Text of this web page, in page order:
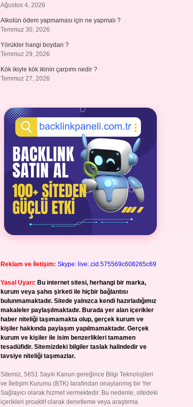
Ağustos 4, 2026
Alkolün ödem yapmaması için ne yapmalı ?
Temmuz 30, 2026
Yörükler hangi boydan ?
Temmuz 29, 2026
Kök ikiyle kök ikinin çarpımı nedir ?
Temmuz 27, 2026
Reklam ve İletişim: Skype: live:.cid.575569c608265c69
Yasal Uyarı: Bu internet sitesi, herhangi bir marka,
kurum veya şahıs şirketi ile hiçbir bağlantısı
bulunmamaktadır. Sitede yalnızca kendi hazırladığımız
makaleler paylaşılmaktadır. Burada yer alan içerikler
haber niteliği taşımamakta olup, gerçek kurum ve
kişiler hakkında paylaşım yapılmamaktadır. Gerçek
kurum ve kişiler ile isim benzerlikleri tamamen
tesadüfidir. Sitemizdeki bilgiler taslak halindedir ve
tavsiye niteliği taşımazlar.
Sitemiz, 5651 Sayılı Kanun gereğince Bilgi Teknolojileri
ve İletişim Kurumu (BTK) tarafından onaylanmış bir Yer
Sağlayıcı olarak hizmet vermektedir. Bu nedenle, sitedeki
içerikleri proaktif olarak denetleme veya araştırma